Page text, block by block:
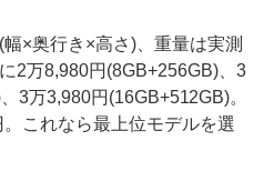
×奥行き×高さ)、重量は実測
2万8,980円(8GB+256GB)、3
3万3,980円(16GB+512GB)。
。これなら最上位モデルを選